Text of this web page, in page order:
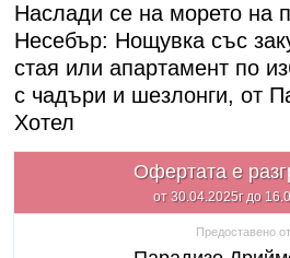
Наслади се на морето на
Несебър: Нощувка със
стая или апартамент по
с чадъри и шезлонги, от
Хотел
Офертата е
от 30.04.2025г до
Предоставено